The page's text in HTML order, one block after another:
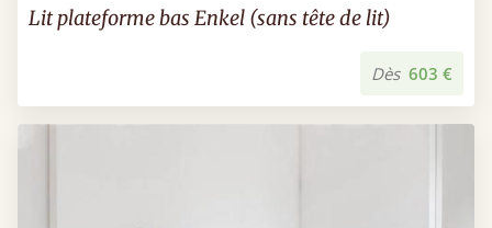
Lit plateforme bas Enkel (sans tête de lit)
Dès 603 €